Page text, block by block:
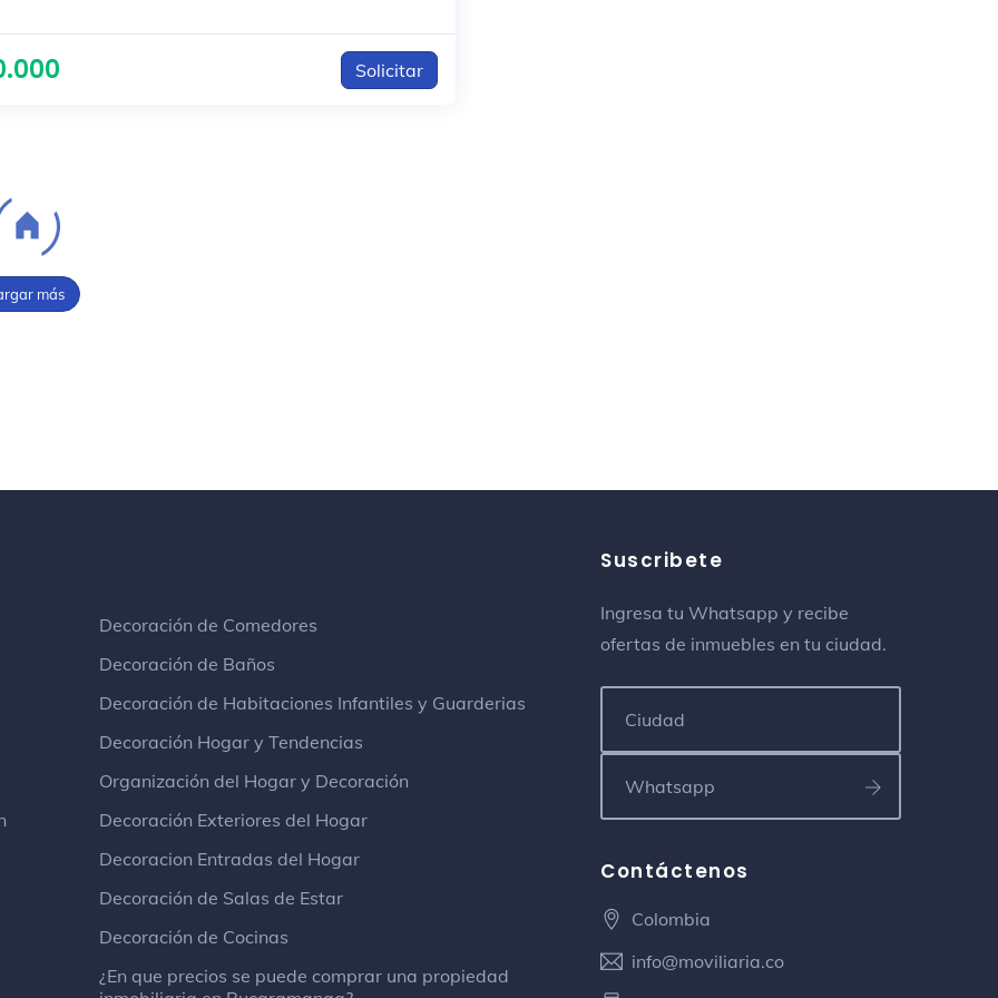
Solicitar
más
Decoración de Comedores
Decoración de Baños
Decoración de Habitaciones Infantiles y Guarderias
Decoración Hogar y Tendencias
Organización del Hogar y Decoración
Decoración Exteriores del Hogar
Decoracion Entradas del Hogar
Decoración de Salas de Estar
Decoración de Cocinas
¿En que precios se puede comprar una propiedad
Suscribete
Ingresa tu Whatsapp y recibe
ofertas de inmuebles en tu ciudad.
Contáctenos
Colombia
info@moviliaria.co